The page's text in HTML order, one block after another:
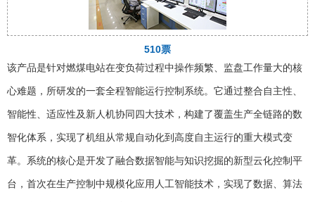
510票
该产品是针对燃煤电站在变负荷过程中操作频繁、监盘工作量大的核
心难题，所研发的一套全程智能运行控制系统。它通过整合自主性、
智能性、适应性及新人机协同四大技术，构建了覆盖生产全链路的数
智化体系，实现了机组从常规自动化到高度自主运行的重大模式变
革。系统的核心是开发了融合数据智能与知识挖掘的新型云化控制平
台，首次在生产控制中规模化应用人工智能技术，实现了数据、算法